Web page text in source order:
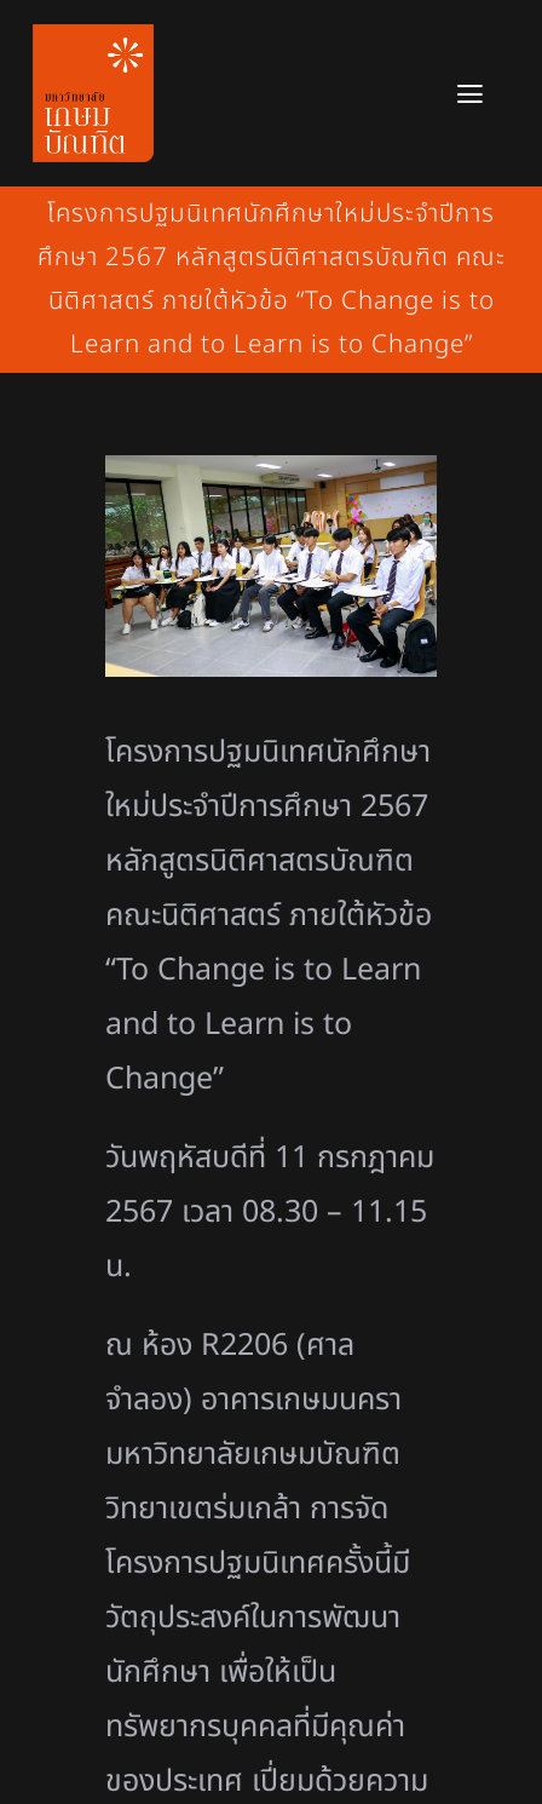
Skip
content
หลักสูตร
ข่าวสาร
เกี่ยวกับมหาวิทยาลัย
ติดต่อเรา
โครงการปฐมนิเทศนักศึกษาใหม่ประจำปีการ
ศึกษา 2567 หลักสูตรนิติศาสตรบัณฑิต คณะ
นิติศาสตร์ ภายใต้หัวข้อ “To Change is to
Learn and to Learn is to Change”
โครงการปฐมนิเทศนักศึกษา
ใหม่ประจำปีการศึกษา 2567
หลักสูตรนิติศาสตรบัณฑิต
คณะนิติศาสตร์ ภายใต้หัวข้อ
“To Change is to Learn
and to Learn is to
Change”
วันพฤหัสบดีที่ 11 กรกฎาคม
2567 เวลา 08.30 – 11.15
น.
ณ ห้อง R2206 (ศาล
จำลอง) อาคารเกษมนครา
มหาวิทยาลัยเกษมบัณฑิต
วิทยาเขตร่มเกล้า การจัด
โครงการปฐมนิเทศครั้งนี้มี
วัตถุประสงค์ในการพัฒนา
นักศึกษา เพื่อให้เป็น
ทรัพยากรบุคคลที่มีคุณค่า
ของประเทศ เปี่ยมด้วยความ